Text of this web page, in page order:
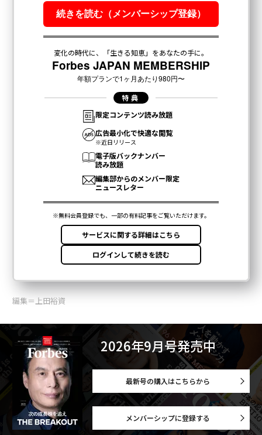
編集＝上田裕資
2026年9月号発売中
最新号の購入はこちらから
メンバーシップに登録する